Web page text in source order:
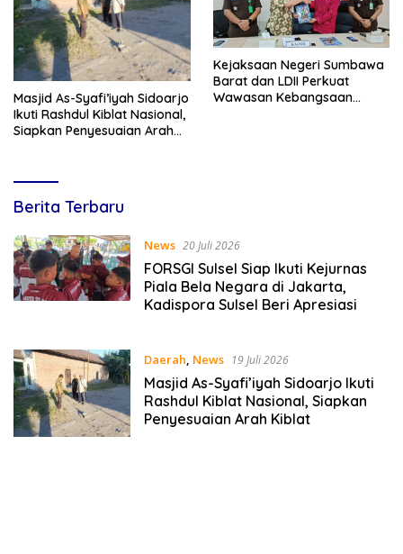
Masjid As-Syafi’iyah Sidoarjo
Ikuti Rashdul Kiblat Nasional,
Siapkan Penyesuaian Arah
Kejaksaan Negeri Sumbawa
Barat dan LDII Perkuat
Wawasan Kebangsaan
Lines
Berita Terbaru
News 20 Juli 2026
FORSGI Sulsel Siap Ikuti Kejurnas
Piala Bela Negara di Jakarta,
Kadispora Sulsel Beri Apresiasi
Daerah, News 19 Juli 2026
Masjid As-Syafi’iyah Sidoarjo Ikuti
Rashdul Kiblat Nasional, Siapkan
Penyesuaian Arah Kiblat